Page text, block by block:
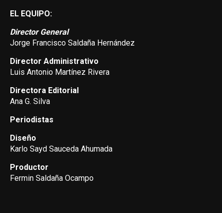
EL EQUIPO:
Director General
Jorge Francisco Saldaña Hernández
Director Administrativo
Luis Antonio Martínez Rivera
Directora Editorial
Ana G. Silva
Periodistas
Diseño
Karlo Sayd Sauceda Ahumada
Productor
Fermin Saldaña Ocampo